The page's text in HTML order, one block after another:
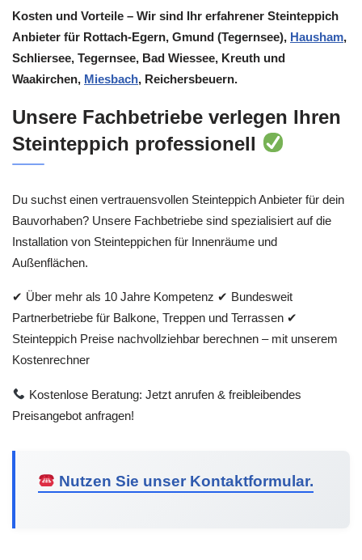
Kosten und Vorteile – Wir sind Ihr erfahrener Steinteppich
Anbieter für Rottach-Egern, Gmund (Tegernsee), Hausham,
Schliersee, Tegernsee, Bad Wiessee, Kreuth und
Waakirchen, Miesbach, Reichersbeuern.
Unsere Fachbetriebe verlegen Ihren
Steinteppich professionell
Du suchst einen vertrauensvollen Steinteppich Anbieter für dein
Bauvorhaben? Unsere Fachbetriebe sind spezialisiert auf die
Installation von Steinteppichen für Innenräume und
Außenflächen.
✔ Über mehr als 10 Jahre Kompetenz ✔ Bundesweit
Partnerbetriebe für Balkone, Treppen und Terrassen ✔
Steinteppich Preise nachvollziehbar berechnen – mit unserem
Kostenrechner
Kostenlose Beratung: Jetzt anrufen & freibleibendes
Preisangebot anfragen!
Nutzen Sie unser Kontaktformular.